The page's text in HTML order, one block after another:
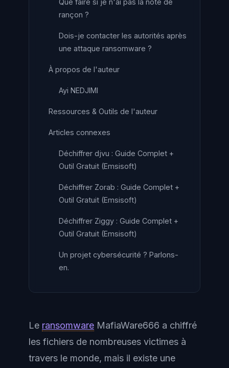
Que faire si je n'ai pas la note de
rançon ?
Dois-je contacter les autorités après
une attaque ransomware ?
À propos de l'auteur
Ayi NEDJIMI
Ressources & Outils de l'auteur
Articles connexes
Déchiffrer djvu : Guide Complet +
Outil Gratuit (Emsisoft)
Déchiffrer Zorab : Guide Complet +
Outil Gratuit (Emsisoft)
Déchiffrer Ziggy : Guide Complet +
Outil Gratuit (Emsisoft)
Un projet cybersécurité ? Parlons-
en.
Le ransomware MafiaWare666 a chiffré
les fichiers de nombreuses victimes à
travers le monde, mais il existe une